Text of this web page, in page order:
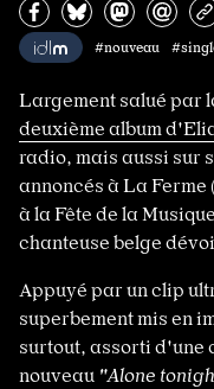
Partagez sur
Partager sur
Partager
#nouveau
Largement salué par
deuxième album
radio, mais aussi sur
annoncés à La
à la Fête de la
chanteuse belge
Appuyé par un clip
superbement mis en
surtout, assorti d'une
nouveau "Alone